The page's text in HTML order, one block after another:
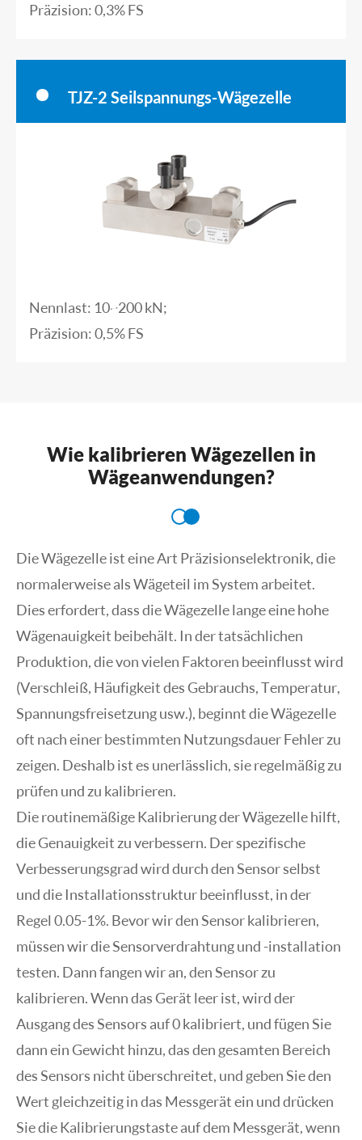
Präzision: 0,3% FS
TJZ-2 Seilspannungs-Wägezelle
Nennlast: 10~200 kN;
Präzision: 0,5% FS
Wie kalibrieren Wägezellen in
Wägeanwendungen?
Die Wägezelle ist eine Art Präzisionselektronik, die
normalerweise als Wägeteil im System arbeitet.
Dies erfordert, dass die Wägezelle lange eine hohe
Wägenauigkeit beibehält. In der tatsächlichen
Produktion, die von vielen Faktoren beeinflusst wird
(Verschleiß, Häufigkeit des Gebrauchs, Temperatur,
Spannungsfreisetzung usw.), beginnt die Wägezelle
oft nach einer bestimmten Nutzungsdauer Fehler zu
zeigen. Deshalb ist es unerlässlich, sie regelmäßig zu
prüfen und zu kalibrieren.
Die routinemäßige Kalibrierung der Wägezelle hilft,
die Genauigkeit zu verbessern. Der spezifische
Verbesserungsgrad wird durch den Sensor selbst
und die Installationsstruktur beeinflusst, in der
Regel 0.05-1%. Bevor wir den Sensor kalibrieren,
müssen wir die Sensorverdrahtung und -installation
testen. Dann fangen wir an, den Sensor zu
kalibrieren. Wenn das Gerät leer ist, wird der
Ausgang des Sensors auf 0 kalibriert, und fügen Sie
dann ein Gewicht hinzu, das den gesamten Bereich
des Sensors nicht überschreitet, und geben Sie den
Wert gleichzeitig in das Messgerät ein und drücken
Sie die Kalibrierungstaste auf dem Messgerät, wenn